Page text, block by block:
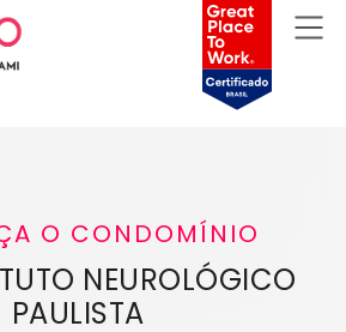
O CONDOMÍNIO
NEUROLÓGICO
PAULISTA